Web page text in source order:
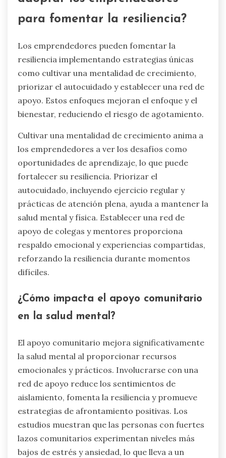
para fomentar la resiliencia?
Los emprendedores pueden fomentar la
resiliencia implementando estrategias únicas
como cultivar una mentalidad de crecimiento,
priorizar el autocuidado y establecer una red de
apoyo. Estos enfoques mejoran el enfoque y el
bienestar, reduciendo el riesgo de agotamiento.
Cultivar una mentalidad de crecimiento anima a
los emprendedores a ver los desafíos como
oportunidades de aprendizaje, lo que puede
fortalecer su resiliencia. Priorizar el
autocuidado, incluyendo ejercicio regular y
prácticas de atención plena, ayuda a mantener la
salud mental y física. Establecer una red de
apoyo de colegas y mentores proporciona
respaldo emocional y experiencias compartidas,
reforzando la resiliencia durante momentos
difíciles.
¿Cómo impacta el apoyo comunitario
en la salud mental?
El apoyo comunitario mejora significativamente
la salud mental al proporcionar recursos
emocionales y prácticos. Involucrarse con una
red de apoyo reduce los sentimientos de
aislamiento, fomenta la resiliencia y promueve
estrategias de afrontamiento positivas. Los
estudios muestran que las personas con fuertes
lazos comunitarios experimentan niveles más
bajos de estrés y ansiedad, lo que lleva a un